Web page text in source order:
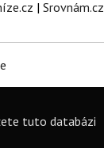
| Srovnám.cz
tuto databázi